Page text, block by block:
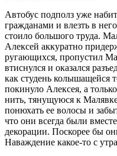
Автобус подполз уже
гражданами и влезть в
стоило большого труда.
Алексей аккуратно
ругающихся, пропустил
втиснулся и оказался
как студень колышащейся
покинуло Алексея, а
нить, тянущуюся к
понюхать ее волосы и
что они всегда были
декорации. Поскорее бы
Наваждение какое-то с